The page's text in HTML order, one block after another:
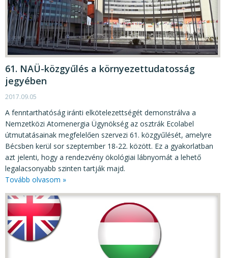
61. NAÜ-közgyűlés a környezettudatosság
jegyében
2017.09.05
A fenntarthatóság iránti elkötelezettségét demonstrálva a
Nemzetközi Atomenergia Ügynökség az osztrák Ecolabel
útmutatásainak megfelelően szervezi 61. közgyűlését, amelyre
Bécsben kerül sor szeptember 18-22. között. Ez a gyakorlatban
azt jelenti, hogy a rendezvény ökológiai lábnyomát a lehető
legalacsonyabb szinten tartják majd.
Tovább olvasom »